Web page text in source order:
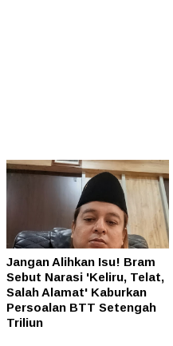
Jangan Alihkan Isu! Bram
Sebut Narasi 'Keliru, Telat,
Salah Alamat' Kaburkan
Persoalan BTT Setengah
Triliun